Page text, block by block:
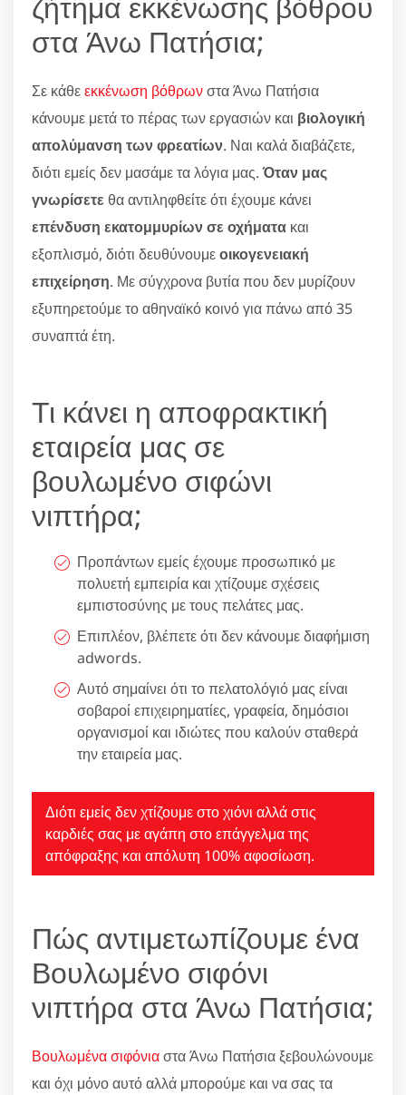
στα Άνω Πατήσια;
Σε κάθεεκκένωση βόθρωνστα Άνω Πατήσια
κάνουμε μετά το πέρας των εργασιών και βιολογική
απολύμανση των φρεατίων. Ναι καλά διαβάζετε,
διότι εμείς δεν μασάμε τα λόγια μας.Όταν μας
γνωρίσετε θα αντιληφθείτε ότι έχουμε κάνει
επένδυση εκατομμυρίων σε οχήματα και
εξοπλισμό, διότι δευθύνουμεοικογενειακή
επιχείρηση. Με σύγχρονα βυτία που δεν μυρίζουν
εξυπηρετούμε το αθηναϊκό κοινό για πάνω από 35
συναπτά έτη.
Τι κάνει η αποφρακτική
εταιρεία μας σε
βουλωμένο σιφώνι
νιπτήρα;
Προπάντων εμείς έχουμε προσωπικό με
πολυετή εμπειρία και χτίζουμε σχέσεις
εμπιστοσύνης με τους πελάτες μας.
Επιπλέον, βλέπετε ότι δεν κάνουμε διαφήμιση
adwords.
Αυτό σημαίνει ότι το πελατολόγιό μας είναι
σοβαροί επιχειρηματίες, γραφεία, δημόσιοι
οργανισμοί και ιδιώτες που καλούν σταθερά
την εταιρεία μας.
Διότι εμείς δεν χτίζουμε στο χιόνι αλλά στις
καρδιές σας με αγάπη στο επάγγελμα της
απόφραξης και απόλυτη 100% αφοσίωση.
Πώς αντιμετωπίζουμε ένα
Βουλωμένο σιφόνι
νιπτήρα στα Άνω Πατήσια;
Βουλωμένα σιφόνιαστα Άνω Πατήσια ξεβουλώνουμε
και όχι μόνο αυτό αλλά μπορούμε και να σας τα